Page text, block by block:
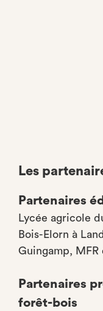
Les
Partenaires
Lycée agricole
Bois-Elorn à
Guingamp, MFR
Partenaires
forêt-bois